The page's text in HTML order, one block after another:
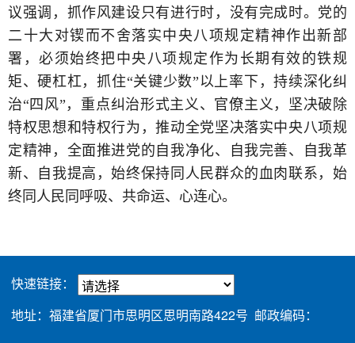
议强调，抓作风建设只有进行时，没有完成时。党的
二十大对锲而不舍落实中央八项规定精神作出新部
署，必须始终把中央八项规定作为长期有效的铁规
矩、硬杠杠，抓住“关键少数”以上率下，持续深化纠
治“四风”，重点纠治形式主义、官僚主义，坚决破除
特权思想和特权行为，推动全党坚决落实中央八项规
定精神，全面推进党的自我净化、自我完善、自我革
新、自我提高，始终保持同人民群众的血肉联系，始
终同人民同呼吸、共命运、心连心。
快速链接：
地址：福建省厦门市思明区思明南路422号 邮政编码：